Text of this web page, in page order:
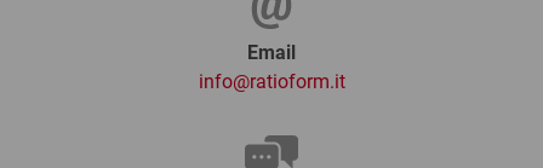
Email
info@ratioform.it